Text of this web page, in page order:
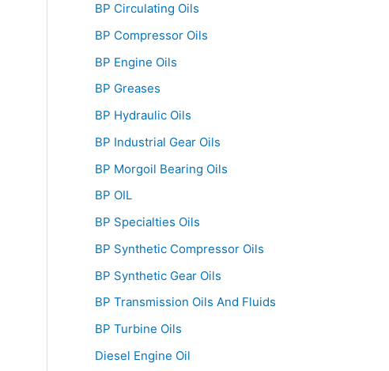
BP Circulating Oils
BP Compressor Oils
BP Engine Oils
BP Greases
BP Hydraulic Oils
BP Industrial Gear Oils
BP Morgoil Bearing Oils
BP OIL
BP Specialties Oils
BP Synthetic Compressor Oils
BP Synthetic Gear Oils
BP Transmission Oils And Fluids
BP Turbine Oils
Diesel Engine Oil